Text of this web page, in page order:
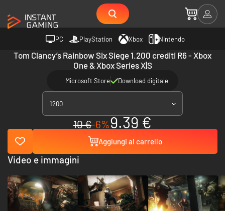
PC PlayStation Xbox Nintendo
Tom Clancy’s Rainbow Six Siege 1.200 crediti R6 - Xbox
One & Xbox Series X|S
Microsoft Store Download digitale
1200
10 €-6%9.39 €
Aggiungi al carrello
Video e immagini